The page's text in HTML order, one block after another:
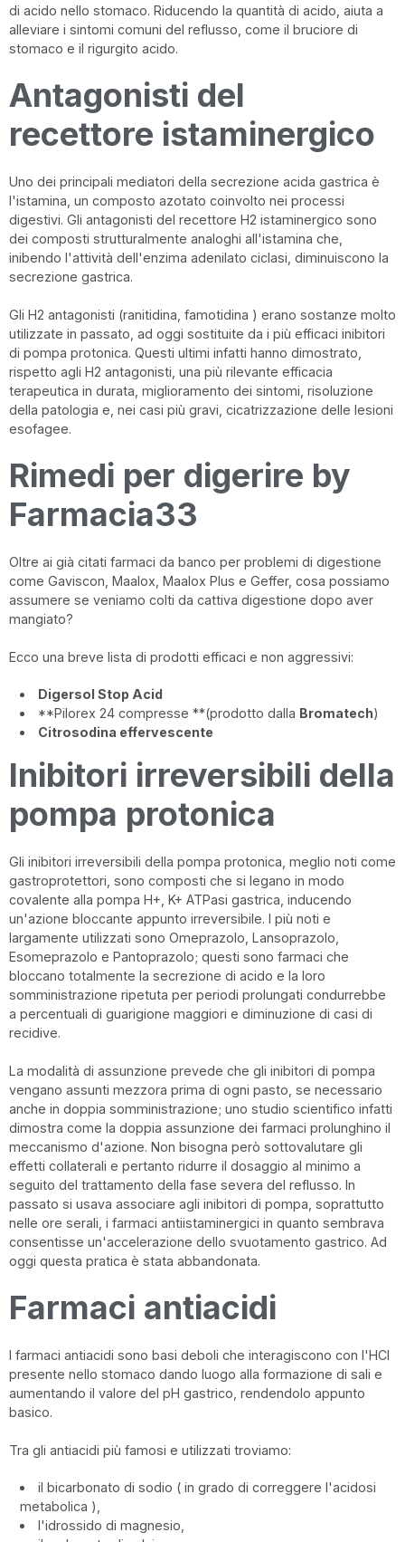
di acido nello stomaco. Riducendo la quantità di acido, aiuta a
alleviare i sintomi comuni del reflusso, come il bruciore di
stomaco e il rigurgito acido.
Antagonisti del
recettore istaminergico
Uno dei principali mediatori della secrezione acida gastrica è
l'istamina, un composto azotato coinvolto nei processi
digestivi. Gli antagonisti del recettore H2 istaminergico sono
dei composti strutturalmente analoghi all'istamina che,
inibendo l'attività dell'enzima adenilato ciclasi, diminuiscono la
secrezione gastrica.
Gli H2 antagonisti (ranitidina, famotidina ) erano sostanze molto
utilizzate in passato, ad oggi sostituite da i più efficaci inibitori
di pompa protonica. Questi ultimi infatti hanno dimostrato,
rispetto agli H2 antagonisti, una più rilevante efficacia
terapeutica in durata, miglioramento dei sintomi, risoluzione
della patologia e, nei casi più gravi, cicatrizzazione delle lesioni
esofagee.
Rimedi per digerire by
Farmacia33
Oltre ai già citati farmaci da banco per problemi di digestione
come Gaviscon, Maalox, Maalox Plus e Geffer, cosa possiamo
assumere se veniamo colti da cattiva digestione dopo aver
mangiato?
Ecco una breve lista di prodotti efficaci e non aggressivi:
Digersol Stop Acid
**Pilorex 24 compresse **(prodotto dalla Bromatech)
Citrosodina effervescente
Inibitori irreversibili della
pompa protonica
Gli inibitori irreversibili della pompa protonica, meglio noti come
gastroprotettori, sono composti che si legano in modo
covalente alla pompa H+, K+ ATPasi gastrica, inducendo
un'azione bloccante appunto irreversibile. I più noti e
largamente utilizzati sono Omeprazolo, Lansoprazolo,
Esomeprazolo e Pantoprazolo; questi sono farmaci che
bloccano totalmente la secrezione di acido e la loro
somministrazione ripetuta per periodi prolungati condurrebbe
a percentuali di guarigione maggiori e diminuzione di casi di
recidive.
La modalità di assunzione prevede che gli inibitori di pompa
vengano assunti mezzora prima di ogni pasto, se necessario
anche in doppia somministrazione; uno studio scientifico infatti
dimostra come la doppia assunzione dei farmaci prolunghino il
meccanismo d'azione. Non bisogna però sottovalutare gli
effetti collaterali e pertanto ridurre il dosaggio al minimo a
seguito del trattamento della fase severa del reflusso. In
passato si usava associare agli inibitori di pompa, soprattutto
nelle ore serali, i farmaci antiistaminergici in quanto sembrava
consentisse un'accelerazione dello svuotamento gastrico. Ad
oggi questa pratica è stata abbandonata.
Farmaci antiacidi
I farmaci antiacidi sono basi deboli che interagiscono con l'HCl
presente nello stomaco dando luogo alla formazione di sali e
aumentando il valore del pH gastrico, rendendolo appunto
basico.
Tra gli antiacidi più famosi e utilizzati troviamo:
il bicarbonato di sodio ( in grado di correggere l'acidosi
metabolica ),
l'idrossido di magnesio,